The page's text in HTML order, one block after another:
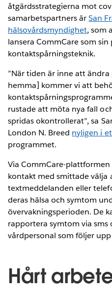
åtgärdsstrategierna mot
samarbetspartners ärSan
hälsovårdsmyndighet, som
lansera CommCare som sin
kontaktspårningsteknik.
”När tiden är inne att
hemma] kommer vi att
rustade att möta nya fall
spridas okontrollerat”, sa
London N. Breed nyligen i
programmet.
Via CommCare-
kontakt med smittade välja
textmeddelanden eller
deras hälsa och symtom
övervakningsperioden. De
rapportera symtom via
vårdpersonal som följer
Hårt